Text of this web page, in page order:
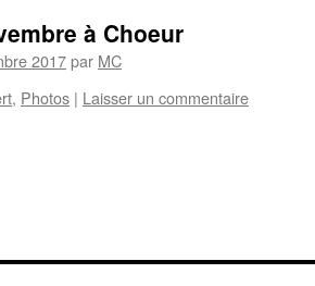
à Choeur
2017par MC
, Photos | Laisser un commentaire